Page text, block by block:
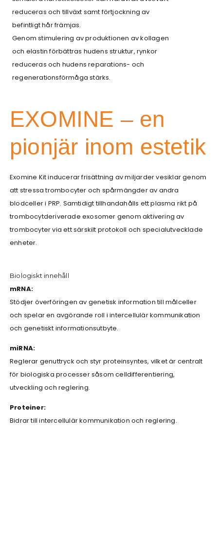
reduceras och tillväxt samt förtjockning av
befintligt hår främjas.
Genom stimulering av produktionen av kollagen
och elastin förbättras hudens struktur, rynkor
reduceras och hudens reparations- och
regenerationsförmåga stärks.
EXOMINE – en
pionjär inom estetik
Exomine Kit inducerar frisättning av miljarder vesiklar genom
att stressa trombocyter och spårmängder av andra
blodceller i PRP. Samtidigt tillhandahålls ett plasma rikt på
trombocytderiverade exosomer genom aktivering av
trombocyter via ett särskilt protokoll och specialutvecklade
enheter.
Biologiskt innehåll
mRNA:
Stödjer överföringen av genetisk information till målceller
och spelar en avgörande roll i intercellulär kommunikation
och genetiskt informationsutbyte.
miRNA:
Reglerar genuttryck och styr proteinsyntes, vilket är centralt
för biologiska processer såsom celldifferentiering,
utveckling och reglering.
Proteiner:
Bidrar till intercellulär kommunikation och reglering.